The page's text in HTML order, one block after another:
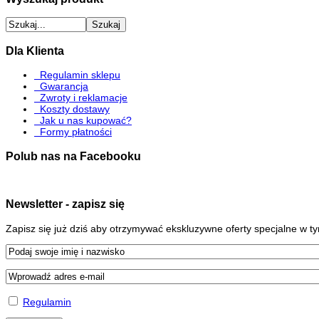
Dla Klienta
Regulamin sklepu
Gwarancja
Zwroty i reklamacje
Koszty dostawy
Jak u nas kupować?
Formy płatności
Polub nas na Facebooku
Newsletter - zapisz się
Zapisz się już dziś aby otrzymywać ekskluzywne oferty specjalne w
Regulamin